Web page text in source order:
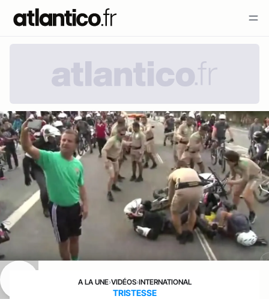
A LA UNE›VIDÉOS›INTERNATIONAL
TRISTESSE